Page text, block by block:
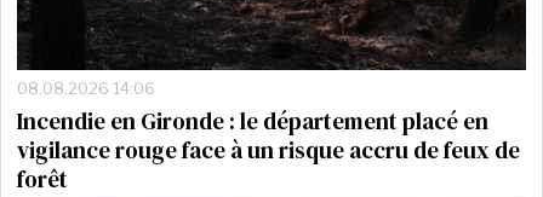
08.08.2026 14:06
Incendie en Gironde : le département placé en
vigilance rouge face à un risque accru de feux de
forêt